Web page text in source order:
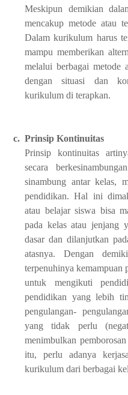
Meskipun demikian
mencakup metode atau
Dalam kurikulum harus
mampu memberikan
melalui berbagai metode
dengan situasi dan
kurikulum di terapkan.
c. Prinsip Kontinuitas
Prinsip kontinuitas
secara
sinambung antar kelas,
pendidikan. Hal ini
atau belajar siswa bisa
pada kelas atau jenjang
dasar dan dilanjutkan
atasnya. Dengan
terpenuhinya kemampuan
untuk mengikuti
pendidikan yang lebih
pengulangan-
yang tidak perlu
menimbulkan
itu, perlu adanya
kurikulum dari berbagai